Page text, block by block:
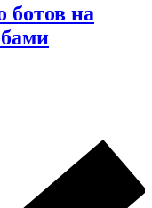
ботов на